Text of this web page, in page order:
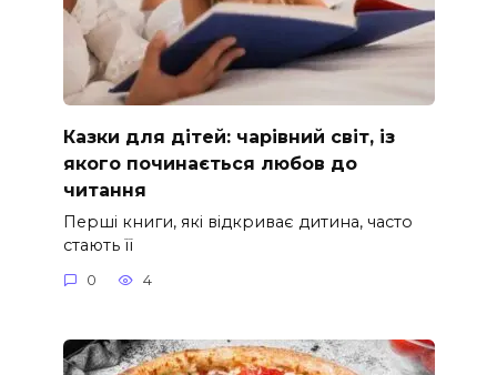
Казки для дітей: чарівний світ, із
якого починається любов до
читання
Перші книги, які відкриває дитина, часто
стають її
0 4